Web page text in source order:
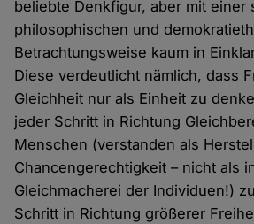
beliebte Denkfigur, aber mit einer
philosophischen und
Betrachtungsweise kaum in
Diese verdeutlicht nämlich, dass
Gleichheit nur als Einheit zu
jeder Schritt in Richtung
Menschen (verstanden als
Chancengerechtigkeit – nicht als
Gleichmacherei der Individuen!)
Schritt in Richtung größerer